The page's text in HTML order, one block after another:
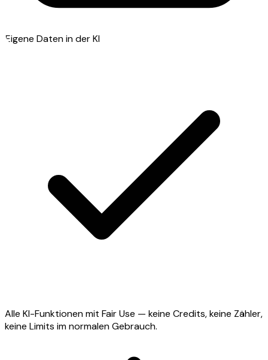
Eigene Daten in der KI
Alle KI-Funktionen mit Fair Use — keine Credits, keine Zähler,
keine Limits im normalen Gebrauch.